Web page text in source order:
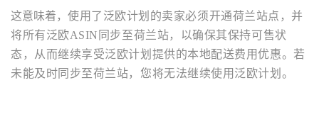
这意味着， 使用了泛欧计划的卖家必须开通荷兰站点，并
将所有泛欧ASIN同步至荷兰站，以确保其保持可售状
态，从而继续享受泛欧计划提供的本地配送费用优惠。若
未能及时同步至荷兰站，您将无法继续使用泛欧计划。